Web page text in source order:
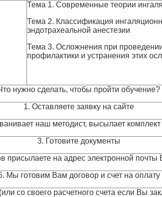
Тема 1. Современные теории
Тема 2. Классификация
эндотрахеальной анестезии
Тема 3. Осложнения при
профилактики и устранения этих
нужно сделать, чтобы пройти обучение?
1. Оставляете заявку на сайте
наш методист, высылает комплект
3. Готовите документы
присылаете на адрес электронной почты
Мы готовим Вам договор и счет на оплату
со своего расчетного счета если Вы